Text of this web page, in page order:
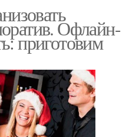
Офлайн-
приготовим